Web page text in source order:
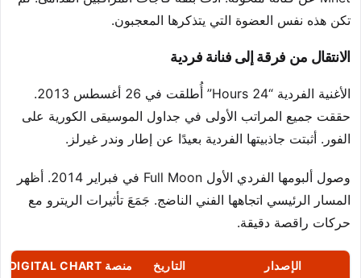
تكن هذه نفس العضوة التي يتذكرها المعجبون.
الانتقال من فرقة إلى فنانة فردية
الأغنية الفردية “24 Hours” أُطلقت في 26 أغسطس 2013.
حققت جميع المراتب الأولى في جداول الموسيقى الكورية على
الفور. أثبتت جاذبيتها الفردية بعيدًا عن إطار وندر غيرلز.
وصول ألبومها الفردي الأول Full Moon في فبراير 2014. أظهر
المسار الرئيسي اتجاهها الفني الناضج. جَمَعَ تأثيرات الريترو مع
حركات راقصة دقيقة.
الإصدار التاريخ منصة GAON DIGITAL CHART